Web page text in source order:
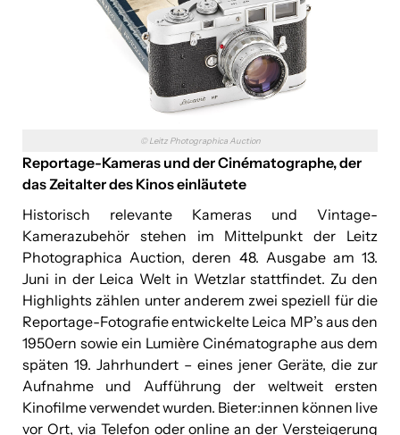
© Leitz Photographica Auction
Reportage-Kameras und der Cinématographe, der
das Zeitalter des Kinos einläutete
Historisch relevante Kameras und Vintage-
Kamerazubehör stehen im Mittelpunkt der Leitz
Photographica Auction, deren 48. Ausgabe am 13.
Juni in der Leica Welt in Wetzlar stattfindet. Zu den
Highlights zählen unter anderem zwei speziell für die
Reportage-Fotografie entwickelte Leica MP’s aus den
1950ern sowie ein Lumière Cinématographe aus dem
späten 19. Jahrhundert – eines jener Geräte, die zur
Aufnahme und Aufführung der weltweit ersten
Kinofilme verwendet wurden. Bieter:innen können live
vor Ort, via Telefon oder online an der Versteigerung